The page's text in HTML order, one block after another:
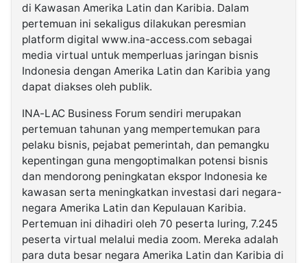
di Kawasan Amerika Latin dan Karibia. Dalam
pertemuan ini sekaligus dilakukan peresmian
platform digital www.ina-access.com sebagai
media virtual untuk memperluas jaringan bisnis
Indonesia dengan Amerika Latin dan Karibia yang
dapat diakses oleh publik.
INA-LAC Business Forum sendiri merupakan
pertemuan tahunan yang mempertemukan para
pelaku bisnis, pejabat pemerintah, dan pemangku
kepentingan guna mengoptimalkan potensi bisnis
dan mendorong peningkatan ekspor Indonesia ke
kawasan serta meningkatkan investasi dari negara-
negara Amerika Latin dan Kepulauan Karibia.
Pertemuan ini dihadiri oleh 70 peserta luring, 7.245
peserta virtual melalui media zoom. Mereka adalah
para duta besar negara Amerika Latin dan Karibia di